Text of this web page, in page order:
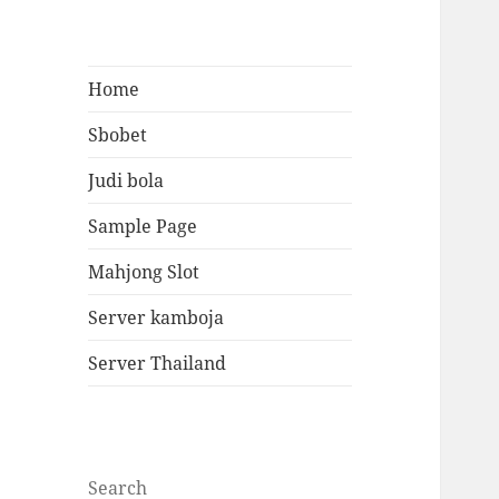
Home
Sbobet
Judi bola
Sample Page
Mahjong Slot
Server kamboja
Server Thailand
Search